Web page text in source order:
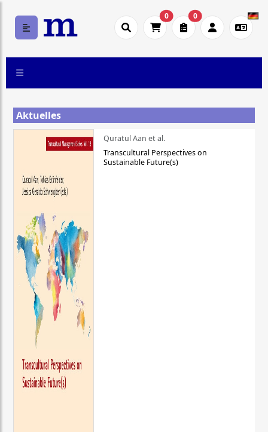
0 0
Aktuelles
Quratul Aan et al.
Transcultural Perspectives on
Sustainable Future(s)